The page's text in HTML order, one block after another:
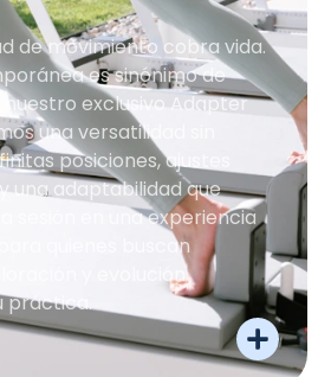
de movimiento cobra vida.
es sinónimo de
nuestro exclusivo Adapter
una versatilidad sin
posiciones, ajustes
una adaptabilidad que
sesión en una experiencia
quienes buscan
y evolución
práctica.